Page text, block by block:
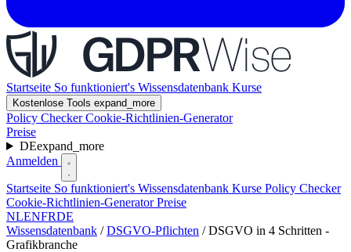
Startseite So funktioniert's Wissensdatenbank Kurse
Kostenlose Tools expand_more
Policy CheckerCookie-Richtlinien-Generator
Preise
DEexpand_more
Anmelden
Startseite So funktioniert's Wissensdatenbank Kurse Policy Checker
Cookie-Richtlinien-GeneratorPreise
NLENFRDE
Wissensdatenbank / DSGVO-Pflichten / DSGVO in 4 Schritten -
Grafikbranche